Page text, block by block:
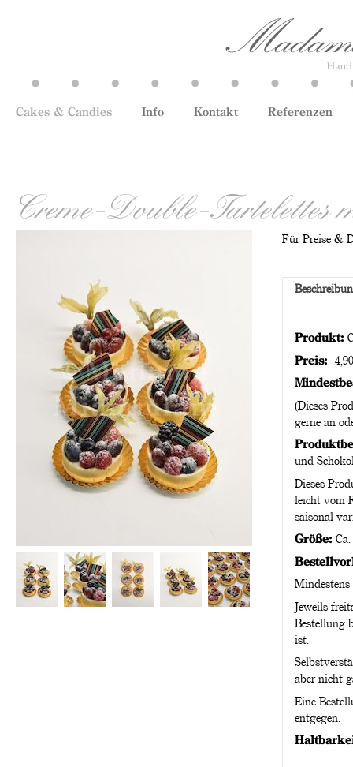
Cakes & Candies Info Kontakt Referenzen
Creme-Double-Tartelettes
Für Preise &
Produkt:
Preis:
(Dieses
gerne an
und
Dieses
leicht vom
saisonal
Größe: Ca.
Jeweils
Bestellung
ist.
aber nicht
Eine
entgegen.